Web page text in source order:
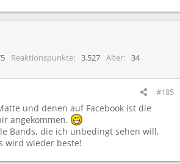
Reaktionspunkte 3.527 Alter
34
#185
und denen auf Facebook ist die
angekommen.
Bands, die ich unbedingt sehen will,
wird wieder beste!